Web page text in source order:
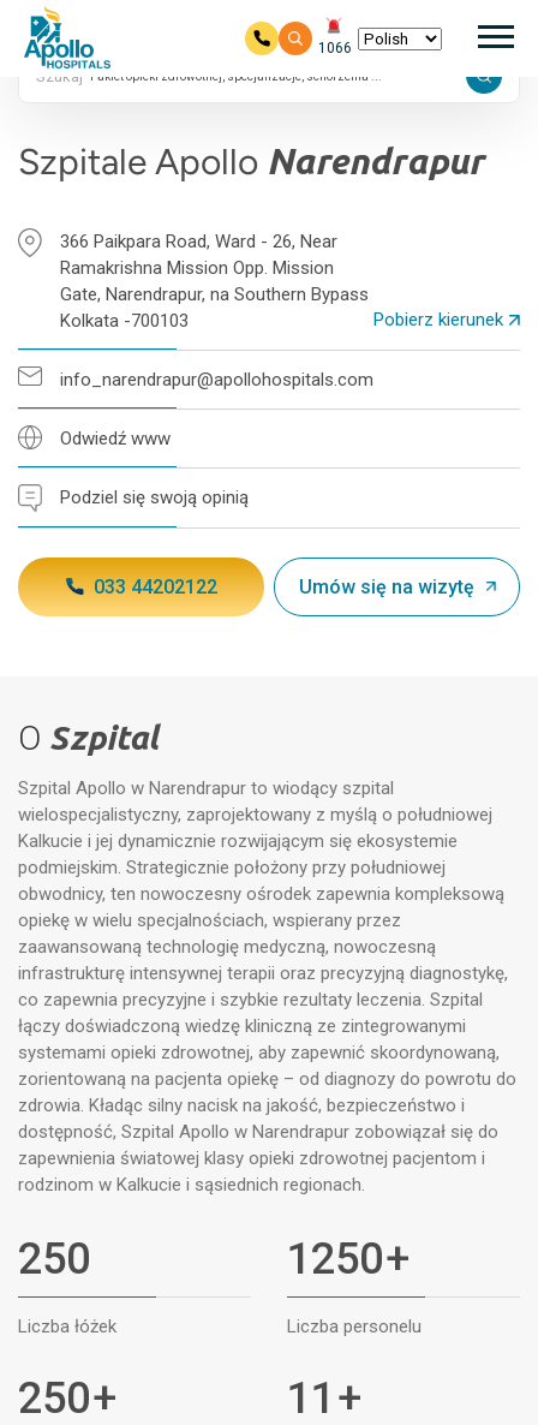
Przejdź do głównej zawartości
1066
Ocena 4.9 w Google
Szukaj
Szpitale Apollo Narendrapur
366 Paikpara Road, Ward - 26, Near
Ramakrishna Mission Opp. Mission
Gate, Narendrapur, na Southern Bypass
Kolkata -700103
Pobierz kierunek
info_narendrapur@apollohospitals.com
Odwiedź www
Podziel się swoją opinią
033 44202122 Umów się na wizytę
O Szpital
Szpital Apollo w Narendrapur to wiodący szpital
wielospecjalistyczny, zaprojektowany z myślą o południowej
Kalkucie i jej dynamicznie rozwijającym się ekosystemie
podmiejskim. Strategicznie położony przy południowej
obwodnicy, ten nowoczesny ośrodek zapewnia kompleksową
opiekę w wielu specjalnościach, wspierany przez
zaawansowaną technologię medyczną, nowoczesną
infrastrukturę intensywnej terapii oraz precyzyjną diagnostykę,
co zapewnia precyzyjne i szybkie rezultaty leczenia. Szpital
łączy doświadczoną wiedzę kliniczną ze zintegrowanymi
systemami opieki zdrowotnej, aby zapewnić skoordynowaną,
zorientowaną na pacjenta opiekę – od diagnozy do powrotu do
zdrowia. Kładąc silny nacisk na jakość, bezpieczeństwo i
dostępność, Szpital Apollo w Narendrapur zobowiązał się do
zapewnienia światowej klasy opieki zdrowotnej pacjentom i
rodzinom w Kalkucie i sąsiednich regionach.
250
Liczba łóżek
1250+
Liczba personelu
250+ 11 +